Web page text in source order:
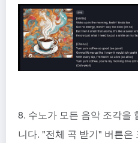
8. 수노가 모든 음악 조각을
니다. "전체 곡 받기" 버튼